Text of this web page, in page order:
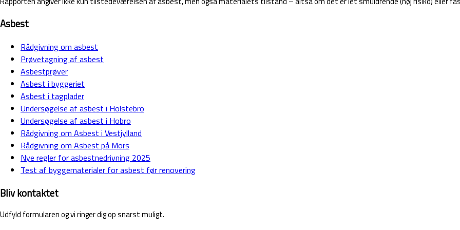
Asbest
Rådgivning om asbest
Prøvetagning af asbest
Asbestprøver
Asbest i byggeriet
Asbest i tagplader
Undersøgelse af asbest i Holstebro
Undersøgelse af asbest i Hobro
Rådgivning om Asbest i Vestjylland
Rådgivning om Asbest på Mors
Nye regler for asbestnedrivning 2025
Test af byggematerialer for asbest før renovering
Bliv kontaktet
Udfyld formularen og vi ringer dig op snarst muligt.